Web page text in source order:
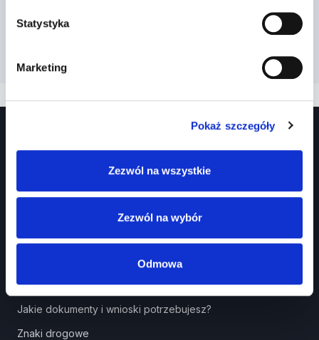
Statystyka
Marketing
Pokaż szczegóły
Zezwól na wszystkie
Zezwól na wybór
Odmowa
Kurs Teorii Prawo Jazdy przez Internet?
Jak zdać prawo jazdy?
Jakie dokumenty i wnioski potrzebujesz?
Znaki drogowe